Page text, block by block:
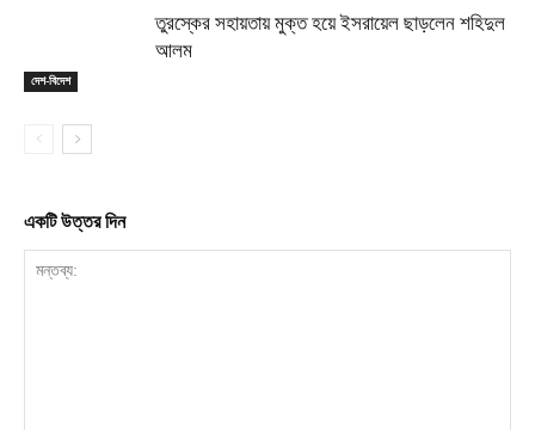
দেশ-বিদেশ
তুরস্কের সহায়তায় মুক্ত হয়ে ইসরায়েল ছাড়লেন শহিদুল
আলম
একটি উত্তর দিন